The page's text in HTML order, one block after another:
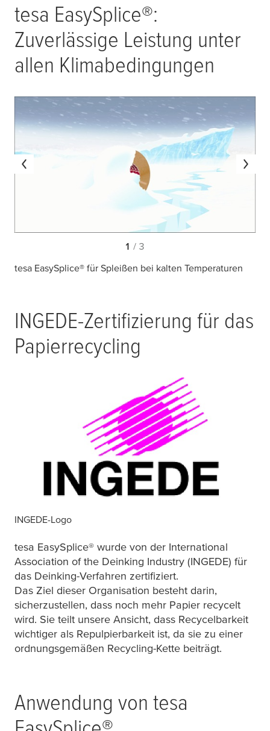
tesa EasySplice®:
Zuverlässige Leistung unter
allen Klimabedingungen
1 / 3
tesa EasySplice® für Spleißen bei kalten Temperaturen
INGEDE-Zertifizierung für das
Papierrecycling
INGEDE-Logo
tesa EasySplice® wurde von der International
Association of the Deinking Industry (INGEDE) für
das Deinking-Verfahren zertifiziert.
Das Ziel dieser Organisation besteht darin,
sicherzustellen, dass noch mehr Papier recycelt
wird. Sie teilt unsere Ansicht, dass Recycelbarkeit
wichtiger als Repulpierbarkeit ist, da sie zu einer
ordnungsgemäßen Recycling-Kette beiträgt.
Anwendung von tesa